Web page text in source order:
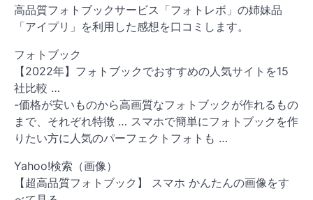
高品質フォトブックサービス「フォトレボ」の姉妹品
「アイプリ」を利用した感想を口コミします。
フォトブック
【2022年】フォトブックでおすすめの人気サイトを15
社比較 …
-価格が安いものから高画質なフォトブックが作れるもの
まで、それぞれ特徴 … スマホで簡単にフォトブックを作
りたい方に人気のパーフェクトフォトも …
Yahoo!検索（画像）
【超高品質フォトブック】 スマホ かんたんの画像をす